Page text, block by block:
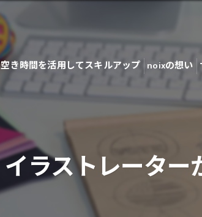
空き時間を活用してスキルアップ noixの想い
イラストレータ